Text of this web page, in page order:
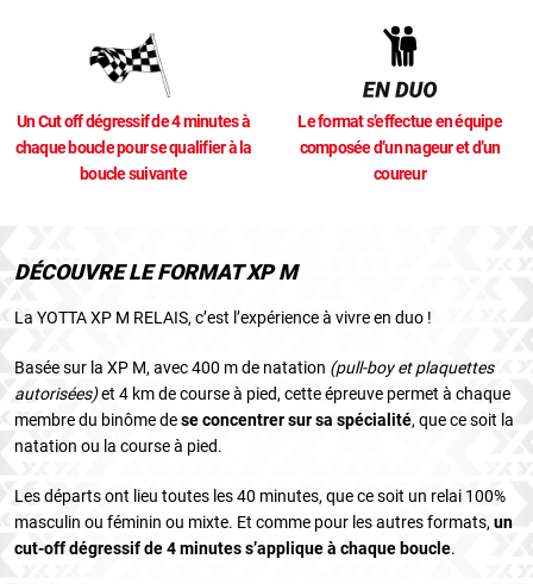
Un Cut off dégressif de 4 minutes à
chaque boucle pour se qualifier à la
boucle suivante
Le format s’effectue en équipe
composée d’un nageur et d’un
coureur
DÉCOUVRE LE FORMAT XP M
La YOTTA XP M RELAIS, c’est l’expérience à vivre en duo !
Basée sur la XP M, avec 400 m de natation (pull-boy et plaquettes
autorisées)et 4 km de course à pied, cette épreuve permet à chaque
membre du binôme dese concentrer sur sa spécialité, que ce soit la
natation ou la course à pied.
Les départs ont lieu toutes les 40 minutes, que ce soit un relai 100%
masculin ou féminin ou mixte. Et comme pour les autres formats, un
cut-off dégressif de 4 minutes s’applique à chaque boucle.